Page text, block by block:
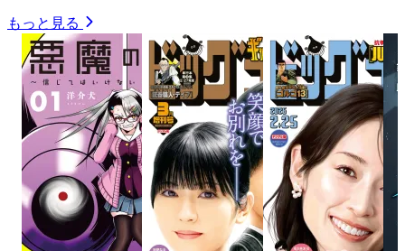
もっと見る